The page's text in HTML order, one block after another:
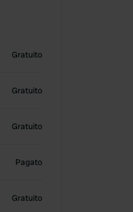
Gratuito
Gratuito
Gratuito
Pagato
Gratuito